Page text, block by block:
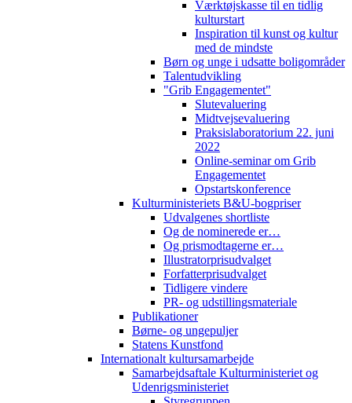
Værktøjskasse til en tidlig
kulturstart
Inspiration til kunst og kultur
med de mindste
Børn og unge i udsatte boligområder
Talentudvikling
"Grib Engagementet"
Slutevaluering
Midtvejsevaluering
Praksislaboratorium 22. juni
2022
Online-seminar om Grib
Engagementet
Opstartskonference
Kulturministeriets B&U-bogpriser
Udvalgenes shortliste
Og de nominerede er…
Og prismodtagerne er…
Illustratorprisudvalget
Forfatterprisudvalget
Tidligere vindere
PR- og udstillingsmateriale
Publikationer
Børne- og ungepuljer
Statens Kunstfond
Internationalt kultursamarbejde
Samarbejdsaftale Kulturministeriet og
Udenrigsministeriet